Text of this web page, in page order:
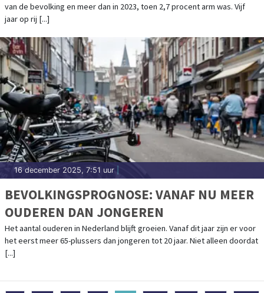
van de bevolking en meer dan in 2023, toen 2,7 procent arm was. Vijf
jaar op rij [...]
16 december 2025, 7:51 uur
BEVOLKINGSPROGNOSE: VANAF NU MEER
OUDEREN DAN JONGEREN
Het aantal ouderen in Nederland blijft groeien. Vanaf dit jaar zijn er voor
het eerst meer 65-plussers dan jongeren tot 20 jaar. Niet alleen doordat
[...]